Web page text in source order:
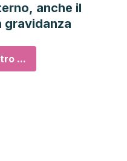
anche il
gravidanza
...